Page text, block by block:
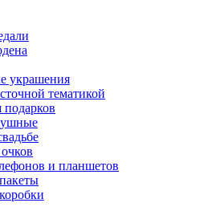
украшения
тематикой
и планшетов